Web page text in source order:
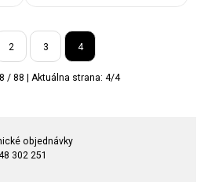
2 3 4
/ 88 | Aktuálna strana: 4/4
objednávky
302 251